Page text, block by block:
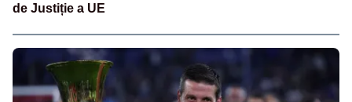
de Justiție a UE